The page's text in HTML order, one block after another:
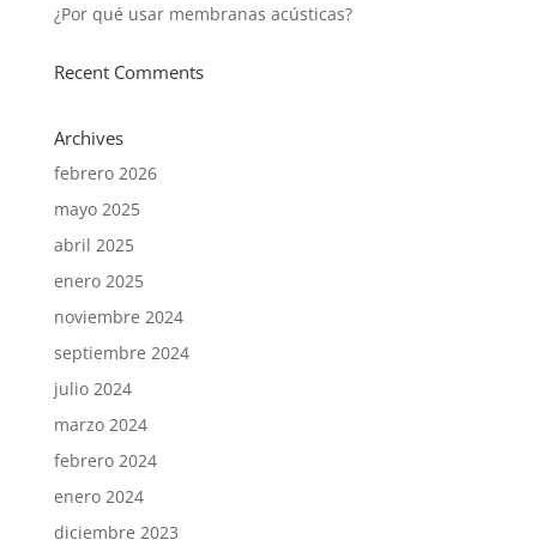
¿Por qué usar membranas acústicas?
Recent Comments
Archives
febrero 2026
mayo 2025
abril 2025
enero 2025
noviembre 2024
septiembre 2024
julio 2024
marzo 2024
febrero 2024
enero 2024
diciembre 2023